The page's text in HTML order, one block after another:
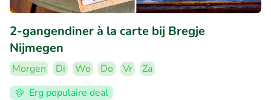
2-gangendiner à la carte bij Bregje
Nijmegen
Morgen Di Wo Do Vr
Za
Erg populaire deal